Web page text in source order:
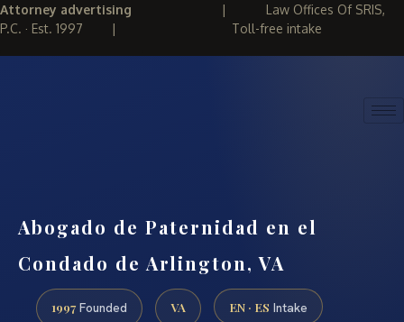
Attorney advertising | Law Offices Of SRIS,
P.C. · Est. 1997 | Toll-free intake
Abogado de Paternidad en el
Condado de Arlington, VA
1997 Founded VA EN · ES Intake